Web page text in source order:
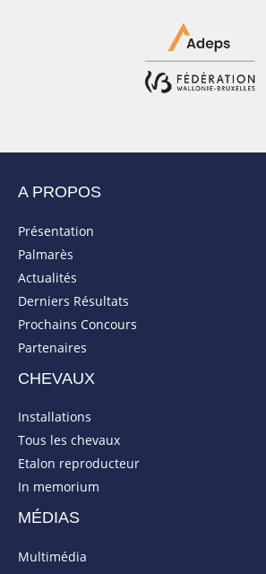
A PROPOS
Présentation
Palmarès
Actualités
Derniers Résultats
Prochains Concours
Partenaires
CHEVAUX
Installations
Tous les chevaux
Etalon reproducteur
In memorium
MÉDIAS
Multimédia